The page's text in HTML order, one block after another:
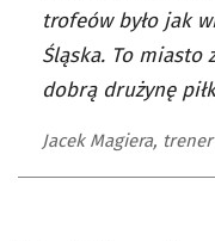
trofeów było jak
Śląska. To miasto
dobrą drużynę
Jacek Magiera,